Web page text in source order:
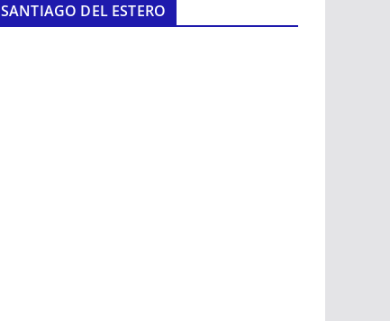
SANTIAGO DEL ESTERO